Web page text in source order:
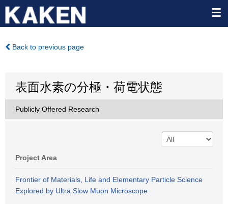
Back to previous page
表面水素の分極・荷電状態
Publicly Offered Research
Project Area
Frontier of Materials, Life and Elementary Particle Science
Explored by Ultra Slow Muon Microscope